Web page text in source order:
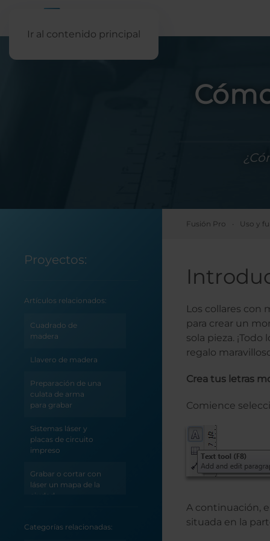
Ir al contenido principal
Proyectos:
Artículos relacionados:
Cuadrado de
madera
Llavero de madera
Preparación de una
culata de arma
para grabar
Sistemas láser y
placas de circuito
impreso
Grabar o cortar con
láser un mapa de la
ciudad
Grabar o cortar con
Categorías relacionadas:
Fusión Pro Uso y
Los collares con
para crear un
sola pieza.
regalo
Crea tus letras
Comience
A continuación,
situada en la